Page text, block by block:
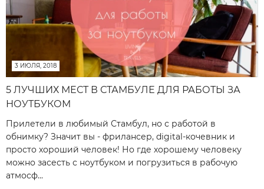
3 ИЮЛЯ, 2018
5 ЛУЧШИХ МЕСТ В СТАМБУЛЕ ДЛЯ РАБОТЫ ЗА
НОУТБУКОМ
Прилетели в любимый Стамбул, но с работой в
обнимку? Значит вы - фрилансер, digital-кочевник и
просто хороший человек! Но где хорошему человеку
можно засесть с ноутбуком и погрузиться в рабочую
атмосф...